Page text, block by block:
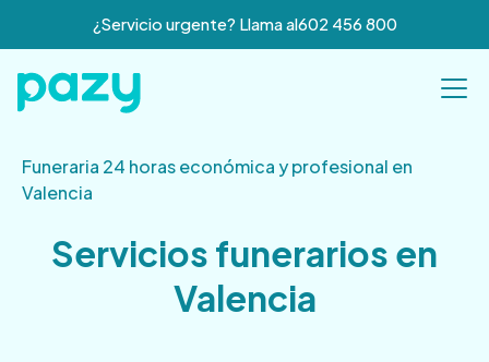
¿Servicio urgente? Llama al602 456 800
Funeraria 24 horas económica y profesional en
Valencia
Servicios funerarios en
Valencia